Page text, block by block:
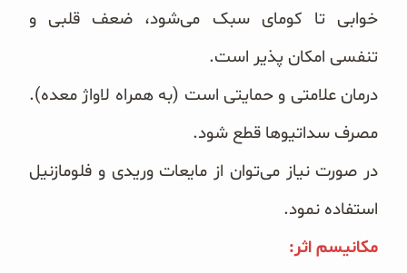
خوابی تا کومای سبک می‌شود، ضعف قلبی و
تنفسی امکان پذیر ‏است.
درمان علامتی و حمایتی است (به همراه لاواژ معده).
مصرف سداتیوها قطع شود.
در صورت نیاز می‌توان از مایعات وریدی و فلومازنیل
استفاده نمود. ‏
مکانیسم اثر:‏